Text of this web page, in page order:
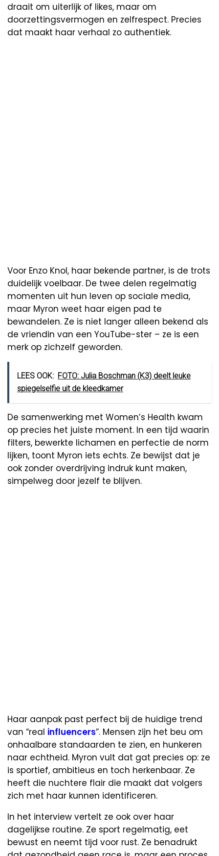
draait om uiterlijk of likes, maar om
doorzettingsvermogen en zelfrespect. Precies
dat maakt haar verhaal zo authentiek.
Voor Enzo Knol, haar bekende partner, is de trots
duidelijk voelbaar. De twee delen regelmatig
momenten uit hun leven op sociale media,
maar Myron weet haar eigen pad te
bewandelen. Ze is niet langer alleen bekend als
de vriendin van een YouTube-ster – ze is een
merk op zichzelf geworden.
LEES OOK: FOTO: Julia Boschman (K3) deelt leuke
spiegelselfie uit de kleedkamer
De samenwerking met Women’s Health kwam
op precies het juiste moment. In een tijd waarin
filters, bewerkte lichamen en perfectie de norm
lijken, toont Myron iets echts. Ze bewijst dat je
ook zonder overdrijving indruk kunt maken,
simpelweg door jezelf te blijven.
Haar aanpak past perfect bij de huidige trend
van “real influencers”. Mensen zijn het beu om
onhaalbare standaarden te zien, en hunkeren
naar echtheid. Myron vult dat gat precies op: ze
is sportief, ambitieus en toch herkenbaar. Ze
heeft die nuchtere flair die maakt dat volgers
zich met haar kunnen identificeren.
In het interview vertelt ze ook over haar
dagelijkse routine. Ze sport regelmatig, eet
bewust en neemt tijd voor rust. Ze benadrukt